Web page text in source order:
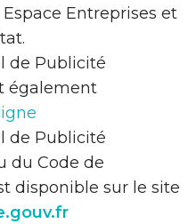
Entreprises et
de Publicité
également
de Publicité
du Code de
disponible sur le site